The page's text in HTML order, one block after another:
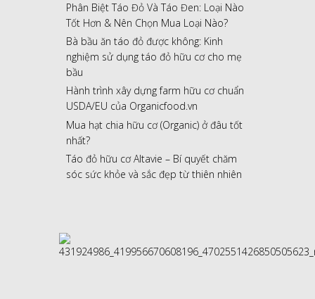
Phân Biệt Táo Đỏ Và Táo Đen: Loại Nào
Tốt Hơn & Nên Chọn Mua Loại Nào?
Bà bầu ăn táo đỏ được không: Kinh
nghiệm sử dụng táo đỏ hữu cơ cho mẹ
bầu
Hành trình xây dựng farm hữu cơ chuẩn
USDA/EU của Organicfood.vn
Mua hạt chia hữu cơ (Organic) ở đâu tốt
nhất?
Táo đỏ hữu cơ Altavie – Bí quyết chăm
sóc sức khỏe và sắc đẹp từ thiên nhiên